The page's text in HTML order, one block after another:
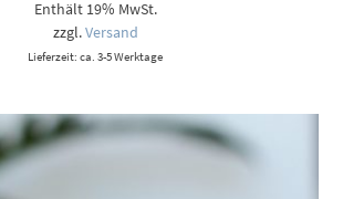
Enthält 19% MwSt.
zzgl.Versand
Lieferzeit: ca. 3-5 Werktage